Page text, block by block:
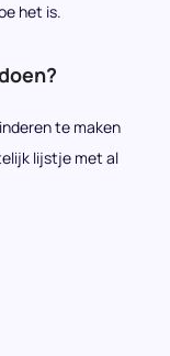
het is.
te maken
lijstje met al